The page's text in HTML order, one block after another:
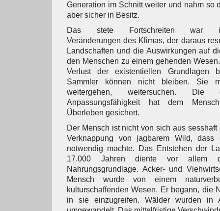
Generation im Schnitt weiter und nahm so
aber sicher in Besitz.
Das stete Fortschreiten war
Veränderungen des Klimas, der daraus
Landschaften und die Auswirkungen auf
den Menschen zu einem gehenden
Verlust der existentiellen Grundlagen
Sammler können nicht bleiben. Sie
weitergehen, weitersuchen. Die
Anpassungsfähigkeit hat dem
Überleben gesichert.
Der Mensch ist nicht von sich aus
Verknappung von jagbarem Wild, dass
notwendig machte. Das Entstehen der
17.000 Jahren diente vor allem
Nahrungsgrundlage. Acker- und
Mensch wurde von einem
kulturschaffenden Wesen. Er begann, die
in sie einzugreifen. Wälder wurden in